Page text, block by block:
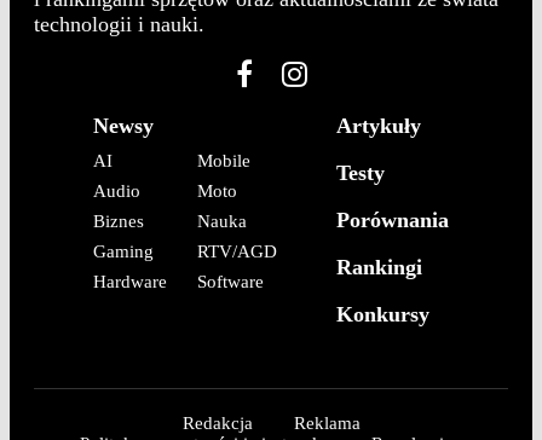
technologii i nauki.
Newsy
AI
Audio
Biznes
Gaming
Hardware
Mobile
Moto
Nauka
RTV/AGD
Software
Artykuły
Testy
Porównania
Rankingi
Konkursy
Redakcja
Reklama